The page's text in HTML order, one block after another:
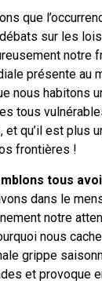
que
sur les
notre
présente au
nous habitons
tous
et qu’il est plus
frontières !
tous
dans le
notre
nous
grippe
et provoque